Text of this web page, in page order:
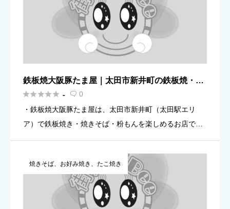
鉄板焼大阪豚たま屋｜太田市新井町の鉄板焼・粉
もん（太田駅）案内
 -  0
・鉄板焼大阪豚たま屋は、太田市新井町（太田駅エリ
ア）で鉄板焼き・焼きそば・粉もんを楽しめるお店で
第3水曜の案内あり） ・連絡：0276-45-5088（予約・
[…]
焼きそば、お好み焼き、たこ焼き